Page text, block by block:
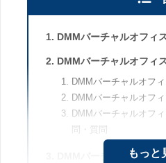
DMMバーチャルオフィ
DMMバーチャルオフィ
DMMバーチャルオフ
DMMバーチャルオフ
DMMバーチャルオフ
問・質問
DMMバーチャルオフィ
もっと